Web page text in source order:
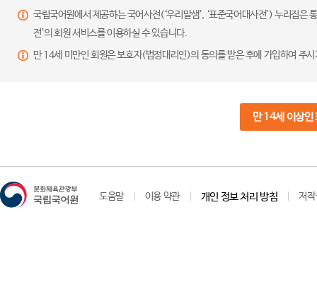
국립국어원에서 제공하는 국어사전(‘우리말샘’, ‘표준국어대사전’) 누리집
전’의 회원 서비스를 이용하실 수 있습니다.
만 14세 미만인 회원은 보호자(법정대리인)의 동의를 받은 후에 가입하여 주
만 14세 이상인
도움말 이용 약관 개인 정보 처리 방침 저